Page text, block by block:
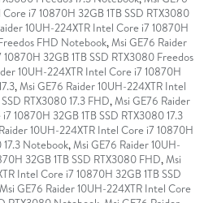
i7 10870H 32GB 1TB SSD RTX3080
10UH-224XTR Intel Core i7 10870H
FHD Notebook,Msi GE76 Raider
32GB 1TB SSD RTX3080 Freedos
10UH-224XTR Intel Core i7 10870H
,Msi GE76 Raider 10UH-224XTR Intel
RTX3080 17.3 FHD,Msi GE76 Raider
10870H 32GB 1TB SSD RTX3080 17.3
10UH-224XTR Intel Core i7 10870H
17.3 Notebook,Msi GE76 Raider 10UH-
32GB 1TB SSD RTX3080 FHD,Msi
Intel Core i7 10870H 32GB 1TB SSD
Msi GE76 Raider 10UH-224XTR Intel Core